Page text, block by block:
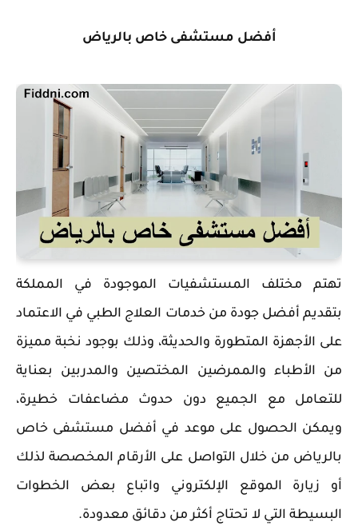
أفضل مستشفى خاص بالرياض
تهتم ‏مختلف المستشفيات الموجودة في المملكة
بتقديم أفضل جودة من خدمات العلاج الطبي في الاعتماد
على الأجهزة المتطورة والحديثة، وذلك بوجود نخبة مميزة
من الأطباء والممرضين المختصين والمدربين بعناية
للتعامل مع الجميع دون حدوث مضاعفات خطيرة،
ويمكن الحصول على موعد في أفضل مستشفى خاص
بالرياض من خلال التواصل على الأرقام المخصصة لذلك
أو زيارة الموقع الإلكتروني واتباع بعض الخطوات
البسيطة التي لا تحتاج أكثر من دقائق معدودة.